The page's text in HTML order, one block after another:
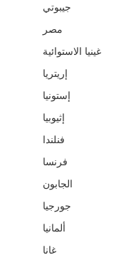
جيبوتي
مصر
غينيا الاستوائية
إريتريا
إستونيا
إثيوبيا
فنلندا
فرنسا
الجابون
جورجيا
ألمانيا
غانا